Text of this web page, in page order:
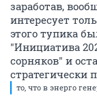
заработав,
интересует
этого тупика
"Инициатива
сорняков" и
то, что в энерго